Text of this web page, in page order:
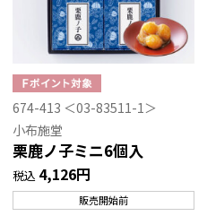
674-413 ＜03-83511-1＞
小布施堂
栗鹿ノ子ミニ6個入
税込 4,126円
販売開始前